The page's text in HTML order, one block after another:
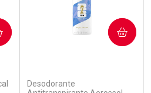
Desodorante
COMPRAR